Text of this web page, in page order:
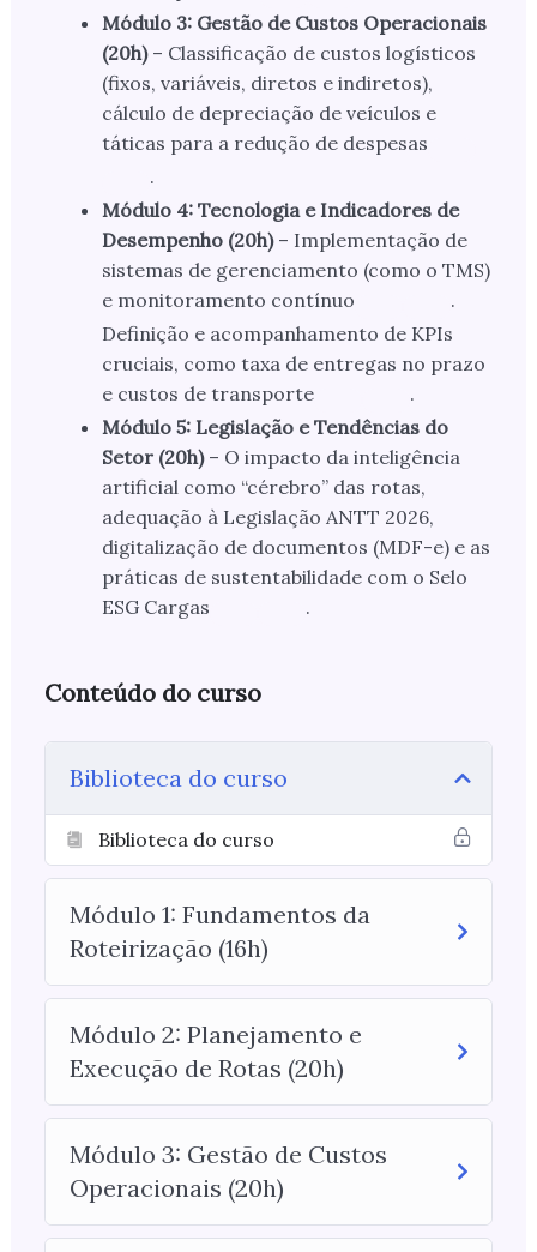
Módulo 3: Gestão de Custos Operacionais
(20h)– Classificação de custos logísticos
(fixos, variáveis, diretos e indiretos),
cálculo de depreciação de veículos e
táticas para a redução de despesas
.
Módulo 4: Tecnologia e Indicadores de
Desempenho (20h)– Implementação de
sistemas de gerenciamento (como o TMS)
e monitoramento contínuo
.
Definição e acompanhamento de KPIs
cruciais, como taxa de entregas no prazo
e custos de transporte
.
Módulo 5: Legislação e Tendências do
Setor (20h)– O impacto da inteligência
artificial como “cérebro” das rotas,
adequação à Legislação ANTT 2026,
digitalização de documentos (MDF-e) e as
práticas de sustentabilidade com o Selo
ESG Cargas
.
Conteúdo do curso
Biblioteca do curso
Biblioteca do curso
Módulo 1: Fundamentos da
Roteirização (16h)
Módulo 2: Planejamento e
Execução de Rotas (20h)
Módulo 3: Gestão de Custos
Operacionais (20h)